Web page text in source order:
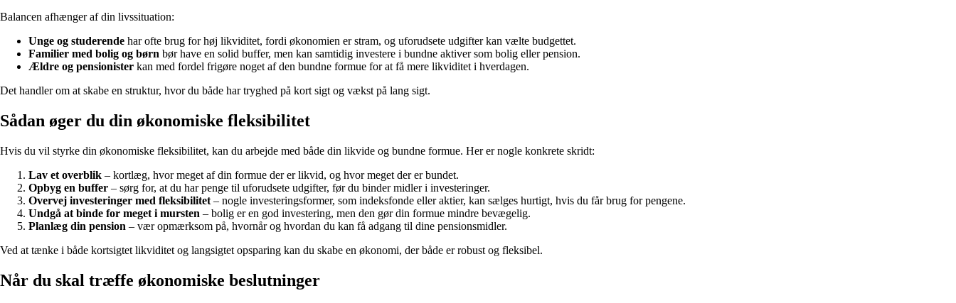
Balancen afhænger af din livssituation:
Unge og studerende har ofte brug for høj likviditet, fordi økonomien er stram, og uforudsete udgifter kan vælte budgettet.
Familier med bolig og børn bør have en solid buffer, men kan samtidig investere i bundne aktiver som bolig eller pension.
Ældre og pensionister kan med fordel frigøre noget af den bundne formue for at få mere likviditet i hverdagen.
Det handler om at skabe en struktur, hvor du både har tryghed på kort sigt og vækst på lang sigt.
Sådan øger du din økonomiske fleksibilitet
Hvis du vil styrke din økonomiske fleksibilitet, kan du arbejde med både din likvide og bundne formue. Her er nogle konkrete skridt:
Lav et overblik – kortlæg, hvor meget af din formue der er likvid, og hvor meget der er bundet.
Opbyg en buffer – sørg for, at du har penge til uforudsete udgifter, før du binder midler i investeringer.
Overvej investeringer med fleksibilitet – nogle investeringsformer, som indeksfonde eller aktier, kan sælges hurtigt, hvis du får brug for pengene.
Undgå at binde for meget i mursten – bolig er en god investering, men den gør din formue mindre bevægelig.
Planlæg din pension – vær opmærksom på, hvornår og hvordan du kan få adgang til dine pensionsmidler.
Ved at tænke i både kortsigtet likviditet og langsigtet opsparing kan du skabe en økonomi, der både er robust og fleksibel.
Når du skal træffe økonomiske beslutninger